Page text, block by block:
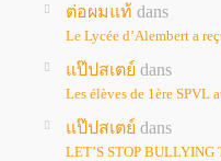
ต่อผมแท้ dans
Le Lycée d’Alembert a
แป๊ปสเตย์ dans
Les élèves de 1ère SPVL
แป๊ปสเตย์ dans
LET’S STOP